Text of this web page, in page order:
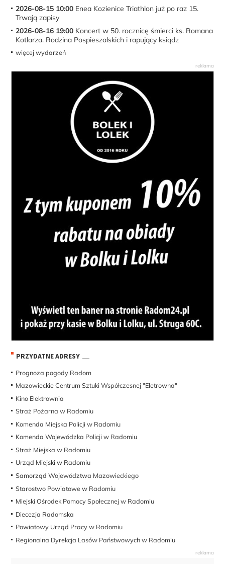
2026-08-15 10:00 Enea Kozienice Triathlon już po raz 15.
Trwają zapisy
2026-08-16 19:00 Koncert w 50. rocznicę śmierci ks. Romana
Kotlarza. Rodzina Pospieszalskich i rapujący ksiądz
więcej wydarzeń
PRZYDATNE ADRESY
Prognoza pogody Radom
Mazowieckie Centrum Sztuki Współczesnej "Eletrowna"
Kino Elektrownia
Straż Pożarna w Radomiu
Komenda Miejska Policji w Radomiu
Komenda Wojewódzka Policji w Radomiu
Straż Miejska w Radomiu
Urząd Miejski w Radomiu
Samorząd Województwa Mazowieckiego
Starostwo Powiatowe w Radomiu
Miejski Ośrodek Pomocy Społecznej w Radomiu
Diecezja Radomska
Powiatowy Urząd Pracy w Radomiu
Regionalna Dyrekcja Lasów Państwowych w Radomiu